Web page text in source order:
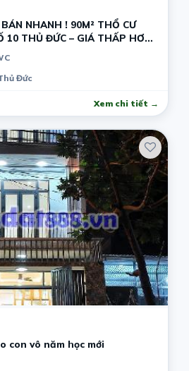
NHANH ! 90M² THỔ CƯ
10 THỦ ĐỨC – GIÁ THẤP HƠN
SẴN
Đức
Xem chi tiết →
con vô năm học mới